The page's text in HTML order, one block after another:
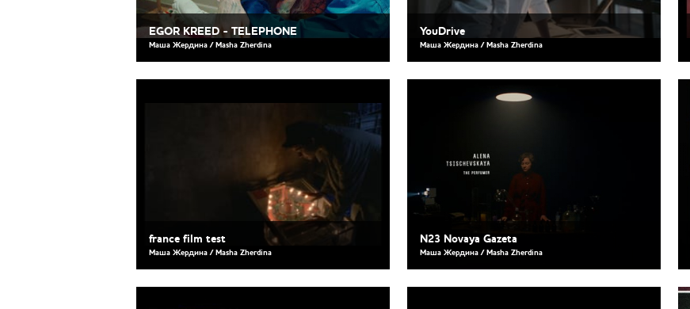
EGOR KREED - TELEPHONE
Маша Жердина / Masha Zherdina
YouDrive
Маша Жердина / Masha Zherdina
france film test
Маша Жердина / Masha Zherdina
N23 Novaya Gazeta
Маша Жердина / Masha Zherdina